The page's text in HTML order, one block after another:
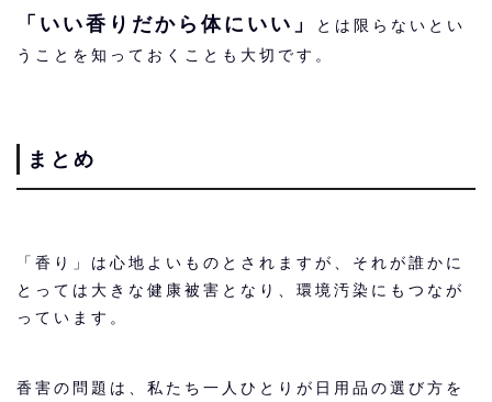
「いい香りだから体にいい」
とは限らないとい
うことを知っておくことも大切です。
まとめ
「香り」は心地よいものとされますが、それが誰かに
とっては大きな健康被害となり、環境汚染にもつなが
っています。
香害の問題は、私たち一人ひとりが日用品の選び方を